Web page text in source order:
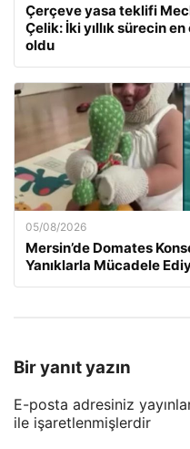
Çerçeve yasa teklifi
Çelik: İki yıllık sürecin
oldu
05/08/2026
Mersin’de Domates
Yanıklarla Mücadele
Bir yanıt yazın
E-posta adresiniz
ile işaretlenmişlerdir